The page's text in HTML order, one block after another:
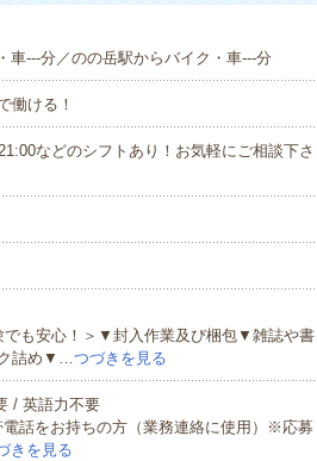
車---分／のの岳駅からバイク・車---分
働ける！
などのシフトあり！お気軽にご相談下さ
でも安心！＞▼封入作業及び梱包▼雑誌や書
ク詰め▼…つづきを見る
/ 英語力不要
話をお持ちの方（業務連絡に使用）※応募
きを見る